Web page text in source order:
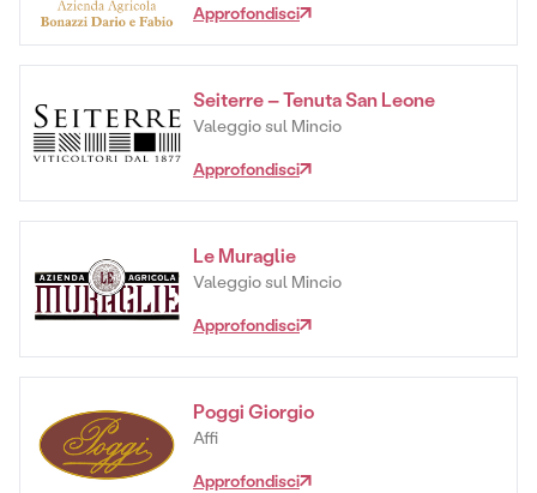
Approfondisci
Seiterre – Tenuta San Leone
Valeggio sul Mincio
Approfondisci
Le Muraglie
Valeggio sul Mincio
Approfondisci
Poggi Giorgio
Affi
Approfondisci